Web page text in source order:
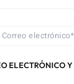
ELECTRÓNICO